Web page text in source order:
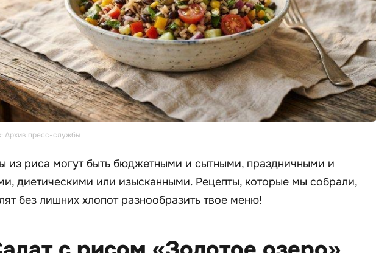
Архив пресс-службы
из риса могут быть бюджетными и сытными, праздничными и
диетическими или изысканными. Рецепты, которые мы собрали,
без лишних хлопот разнообразить твое меню!